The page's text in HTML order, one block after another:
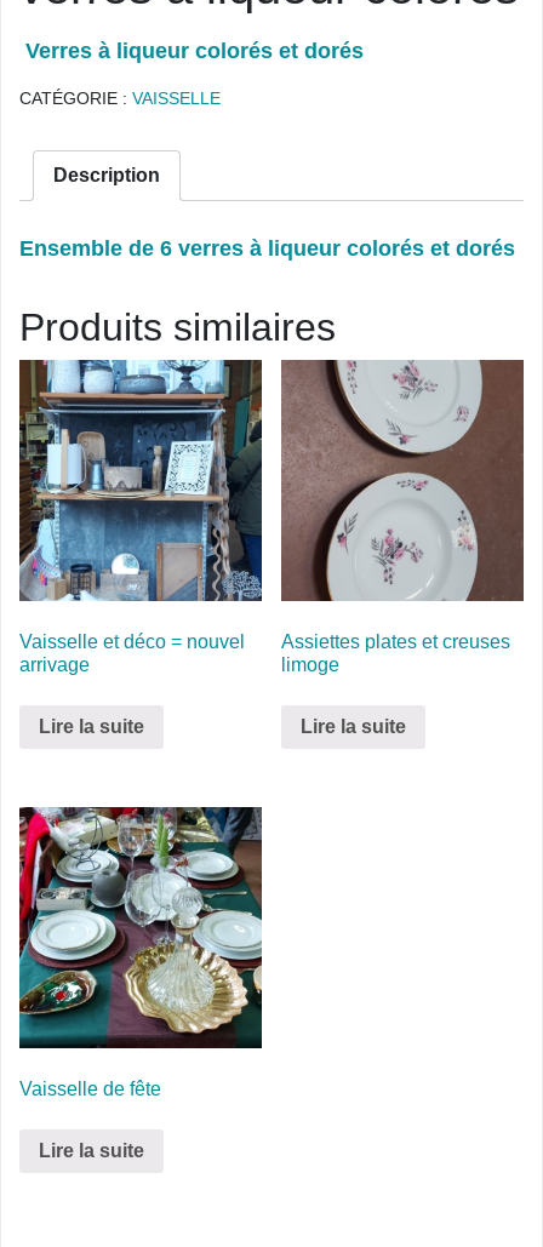
Verres à liqueur colorés et dorés
CATÉGORIE : VAISSELLE
Description
Ensemble de 6 verres à liqueur colorés et dorés
Produits similaires
Vaisselle et déco = nouvel
arrivage
Lire la suite
Assiettes plates et creuses
limoge
Lire la suite
Vaisselle de fête
Lire la suite